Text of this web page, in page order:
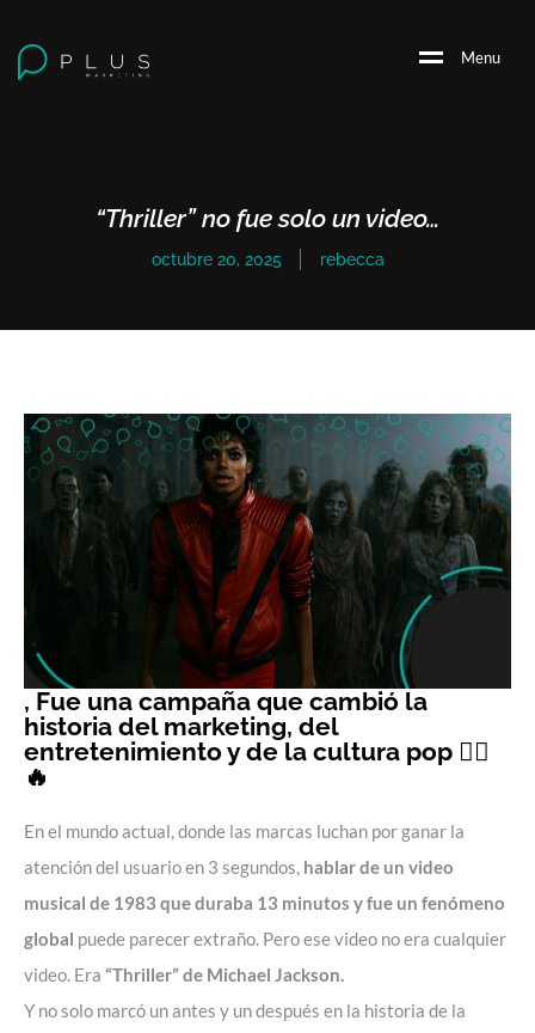
Menu
“Thriller” no fue solo un video…
octubre 20, 2025 rebecca
, Fue una campaña que cambió la
historia del marketing, del
entretenimiento y de la cultura pop 🧟‍♂️
🔥
En el mundo actual, donde las marcas luchan por ganar la
atención del usuario en 3 segundos, hablar de un video
musical de 1983 que duraba 13 minutos y fue un fenómeno
global puede parecer extraño. Pero ese video no era cualquier
video. Era “Thriller” de Michael Jackson.
Y no solo marcó un antes y un después en la historia de la